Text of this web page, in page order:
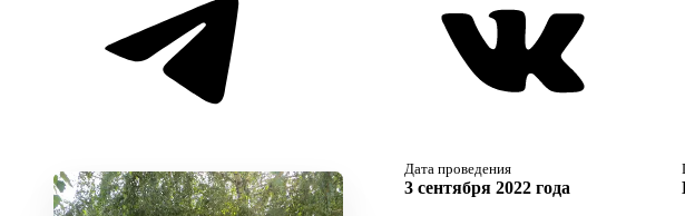
Дата проведения
3 сентября 2022 года